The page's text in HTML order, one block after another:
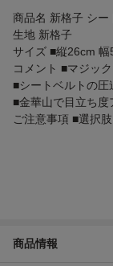
商品名 新格子 シー
生地 新格子
サイズ ■縦26cm 幅
コメント ■マジッ
■シートベルトの圧
■金華山で目立ち度
ご注意事項 ■選択
商品情報